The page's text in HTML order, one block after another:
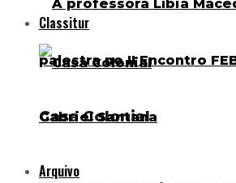
Classitur
Casa Colonial
Arquivo